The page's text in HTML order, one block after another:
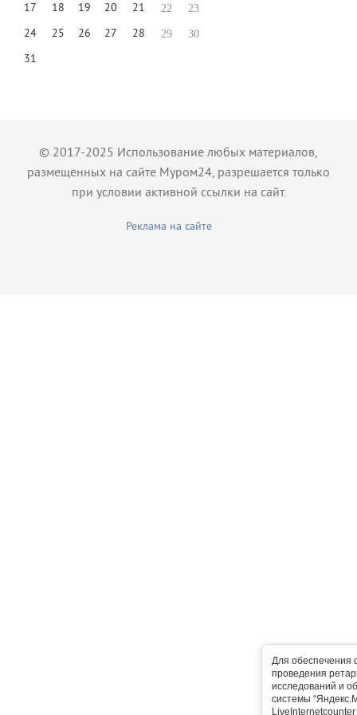
Для обеспечения
проведения
исследований и
системы
17 18 19 20 21 22 23
24 25 26 27 28 29 30
31
© 2017-2025 Использование любых материалов,
размещенных на сайте Муром24, разрешается только
при условии активной ссылки на сайт.
Реклама на сайте